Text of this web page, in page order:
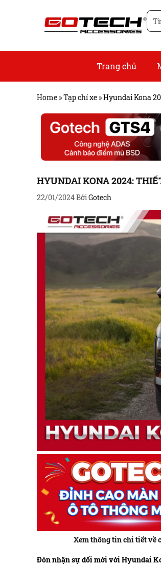
Tìm
kiếm
Trang chủ
Home »Tạp chí xe »Hyundai Kona
HYUNDAI KONA 2024:
22/01/2024Bởi Gotech
Xem thông tin chi tiết
Đón nhận sự đổi mới với Hyundai